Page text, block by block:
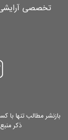
تخصصی
بازنشر مطالب تنها
ذکر